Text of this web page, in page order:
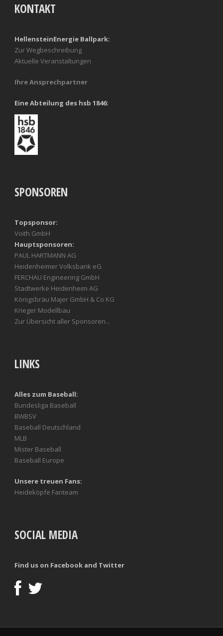
KONTAKT
HellensteinEnergie Ballpark:
Zur Wegbeschreibung
Aktuelle Veranstaltungen
Ihre Ansprechpartner
Eine Abteilung des hsb 1846:
SPONSOREN
Topsponsor:
Voith GmbH
Hauptsponsoren:
PAUL HARTMANN AG
Heidenheimer Volksbank eG
FERCHAU Engineering GmbH
Stadtwerke Heidenheim AG
Königsbräu Majer GmbH & Co KG
Krieger Modellbau
Zur Übersicht aller Sponsoren...
LINKS
Alles zum Baseball:
Bundesliga Baseball
BWBSV
Baseball Deutschland
MLB
Mister Baseball
Baseball Europe
Unsere treuen Fans:
Heideköpfe Fanteam
SOCIAL MEDIA
Find us on Facebook and Twitter